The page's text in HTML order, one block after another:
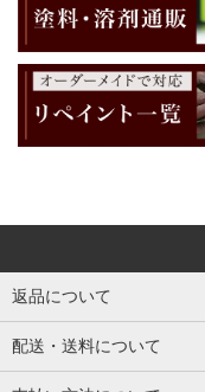
返品について
配送・送料について